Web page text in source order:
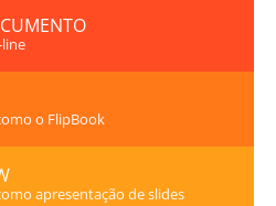
o FlipBook
apresentação de slides